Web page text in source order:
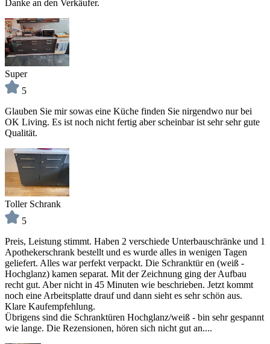
Danke an den Verkäufer.
Super
5
Glauben Sie mir sowas eine Küche finden Sie nirgendwo nur bei
OK Living. Es ist noch nicht fertig aber scheinbar ist sehr sehr gute
Qualität.
Toller Schrank
5
Preis, Leistung stimmt. Haben 2 verschiede Unterbauschränke und 1
Apothekerschrank bestellt und es wurde alles in wenigen Tagen
geliefert. Alles war perfekt verpackt. Die Schranktür en (weiß -
Hochglanz) kamen separat. Mit der Zeichnung ging der Aufbau
recht gut. Aber nicht in 45 Minuten wie beschrieben. Jetzt kommt
noch eine Arbeitsplatte drauf und dann sieht es sehr schön aus.
Klare Kaufempfehlung.
Übrigens sind die Schranktüren Hochglanz/weiß - bin sehr gespannt
wie lange. Die Rezensionen, hören sich nicht gut an....